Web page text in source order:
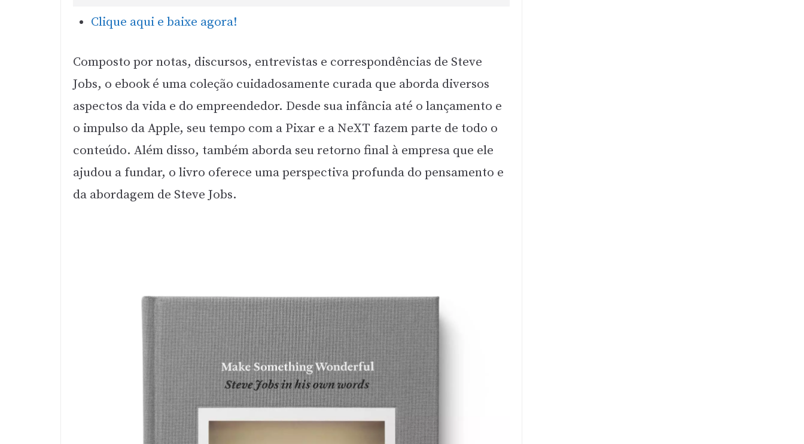
Clique aqui e baixe agora!
Composto por notas, discursos, entrevistas e correspondências de Steve
Jobs, o ebook é uma coleção cuidadosamente curada que aborda diversos
aspectos da vida e do empreendedor. Desde sua infância até o lançamento e
o impulso da Apple, seu tempo com a Pixar e a NeXT fazem parte de todo o
conteúdo. Além disso, também aborda seu retorno final à empresa que ele
ajudou a fundar, o livro oferece uma perspectiva profunda do pensamento e
da abordagem de Steve Jobs.